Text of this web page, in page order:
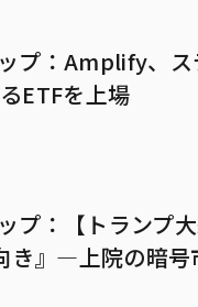
プ：Amplify、ス
ETFを上場
：【トランプ大
き』—上院の暗